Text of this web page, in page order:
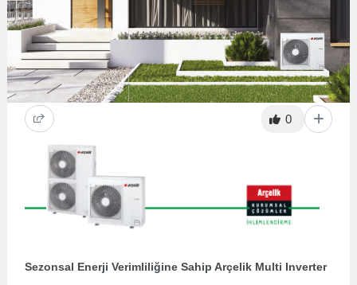
0
Sezonsal Enerji Verimliliğine Sahip Arçelik Multi Inverter